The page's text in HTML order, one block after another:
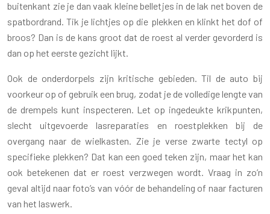
buitenkant zie je dan vaak kleine belletjes in de lak net boven de
spatbordrand. Tik je lichtjes op die plekken en klinkt het dof of
broos? Dan is de kans groot dat de roest al verder gevorderd is
dan op het eerste gezicht lijkt.
Ook de onderdorpels zijn kritische gebieden. Til de auto bij
voorkeur op of gebruik een brug, zodat je de volledige lengte van
de drempels kunt inspecteren. Let op ingedeukte krikpunten,
slecht uitgevoerde lasreparaties en roestplekken bij de
overgang naar de wielkasten. Zie je verse zwarte tectyl op
specifieke plekken? Dat kan een goed teken zijn, maar het kan
ook betekenen dat er roest verzwegen wordt. Vraag in zo’n
geval altijd naar foto’s van vóór de behandeling of naar facturen
van het laswerk.